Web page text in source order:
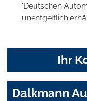
'Deutschen
unentgeltlich
Ihr
Dalkmann